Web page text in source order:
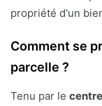
propriété d'un
Comment se
parcelle ?
Tenu par le